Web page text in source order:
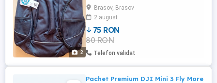
2
Brasov, Brasov
2 august
75 RON
80 RON
Telefon validat
Pachet Premium DJI Mini 3 Fly More